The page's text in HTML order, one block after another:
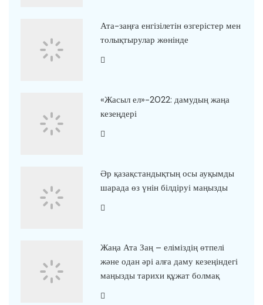
Ата-заңға енгізілетін өзгерістер мен
толықтырулар жөнінде
«Жасыл ел»-2022: дамудың жаңа
кезеңдері
Әр қазақстандықтың осы ауқымды
шарада өз үнін білдіруі маңызды
Жаңа Ата Заң – еліміздің өтпелі
және одан әрі алға даму кезеңіндегі
маңызды тарихи құжат болмақ